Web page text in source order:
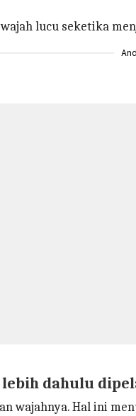
lucu seketika
lebih dahulu
wajahnya. Hal ini